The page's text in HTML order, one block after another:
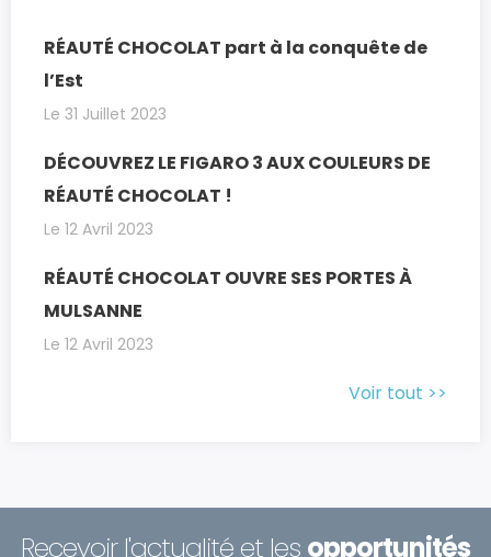
RÉAUTÉ CHOCOLAT part à la conquête de
l’Est
Le 31 Juillet 2023
DÉCOUVREZ LE FIGARO 3 AUX COULEURS DE
RÉAUTÉ CHOCOLAT !
Le 12 Avril 2023
RÉAUTÉ CHOCOLAT OUVRE SES PORTES À
MULSANNE
Le 12 Avril 2023
Voir tout >>
Recevoir l'actualité et les opportunités